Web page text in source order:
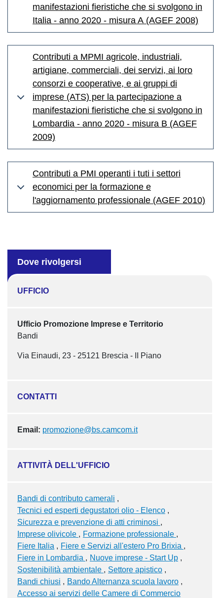
manifestazioni fieristiche che si svolgono in
Italia - anno 2020 - misura A (AGEF 2008)
Contributi a MPMI agricole, industriali,
artigiane, commerciali, dei servizi, ai loro
consorzi e cooperative, e ai gruppi di
imprese (ATS) per la partecipazione a
manifestazioni fieristiche che si svolgono in
Lombardia - anno 2020 - misura B (AGEF
2009)
Contributi a PMI operanti i tuti i settori
economici per la formazione e
l'aggiornamento professionale (AGEF 2010)
Dove rivolgersi
UFFICIO
Ufficio Promozione Imprese e Territorio
Bandi
Via Einaudi, 23 - 25121 Brescia - II Piano
CONTATTI
Email: promozione@bs.camcom.it
ATTIVITÀ DELL'UFFICIO
Bandi di contributo camerali
Tecnici ed esperti degustatori olio - Elenco
Sicurezza e prevenzione di atti criminosi
Imprese olivicole
Formazione professionale
Fiere Italia
Fiere e Servizi all'estero Pro Brixia
Fiere in Lombardia
Nuove imprese - Start Up
Sostenibilità ambientale
Settore apistico
Bandi chiusi
Bando Alternanza scuola lavoro
Accesso ai servizi delle Camere di Commercio